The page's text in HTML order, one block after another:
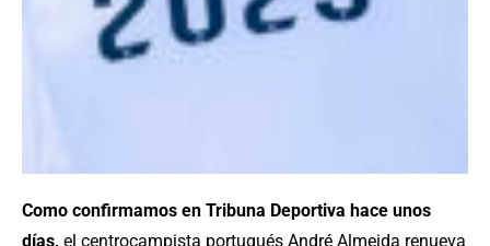
Como confirmamos en Tribuna Deportiva hace unos
días, el centrocampista portugués André Almeida renueva